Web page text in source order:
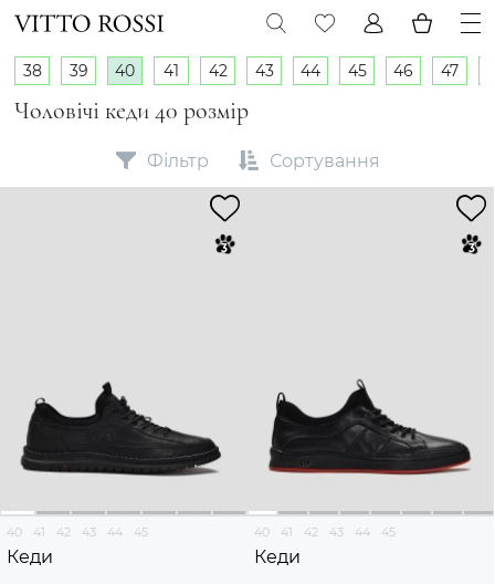
Чоловічі кеди 40 розмір
38 39 40 41 42 43 44 45 46 47
Фільтр Сортування
40 41 42 43 44 45
Кеди
40 41 42 43 44 45
Кеди